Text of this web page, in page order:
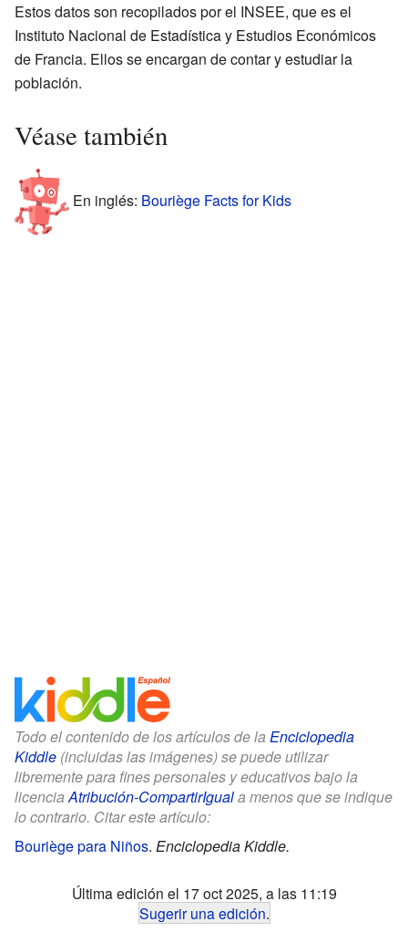
Estos datos son recopilados por el INSEE, que es el
Instituto Nacional de Estadística y Estudios Económicos
de Francia. Ellos se encargan de contar y estudiar la
población.
Véase también
En inglés: Bouriège Facts for Kids
Todo el contenido de los artículos de la Enciclopedia
Kiddle (incluidas las imágenes) se puede utilizar
libremente para fines personales y educativos bajo la
licenciaAtribución-CompartirIguala menos que se indique
lo contrario. Citar este artículo:
Bouriège para Niños. Enciclopedia Kiddle.
Última edición el 17 oct 2025, a las 11:19
Sugerir una edición.